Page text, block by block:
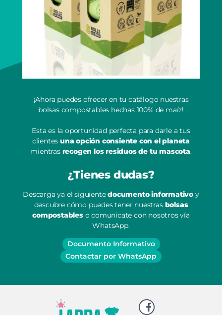
¡Ahora puedes ofrecer en tu catálogo nuestras
bolsas compostables hechas 100% de maíz!
Esta es la oportunidad perfecta para darle a tus
clientes una opción consiente con el planeta
mientras recogen los residuos de tu mascota.
¿Tienes dudas?
Descarga ya el siguientedocumento informativo y
descubre cómo puedes tener nuestras bolsas
compostableso comunícate con nosotros vía
WhatsApp.
Documento Informativo
Contactar por WhatsApp